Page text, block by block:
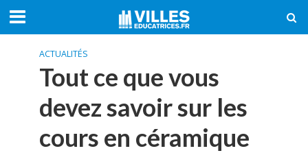
ACTUALITÉS
Tout ce que vous
devez savoir sur les
cours en céramique